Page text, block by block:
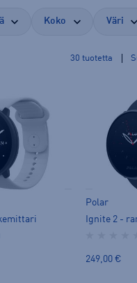
Koko Väri
30 tuotetta
Polar
Ignite 2 -
249,00 €